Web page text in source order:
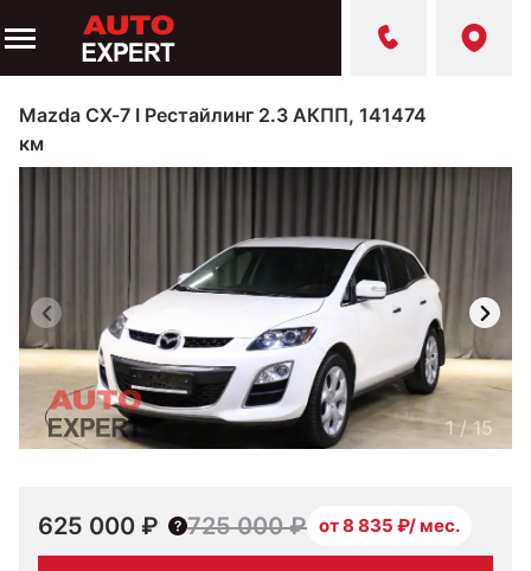
Mazda CX-7 I Рестайлинг 2.3 АКПП, 141474
км
1/15
625 000 ₽ 725 000 ₽ от 8 835 ₽/ мес.